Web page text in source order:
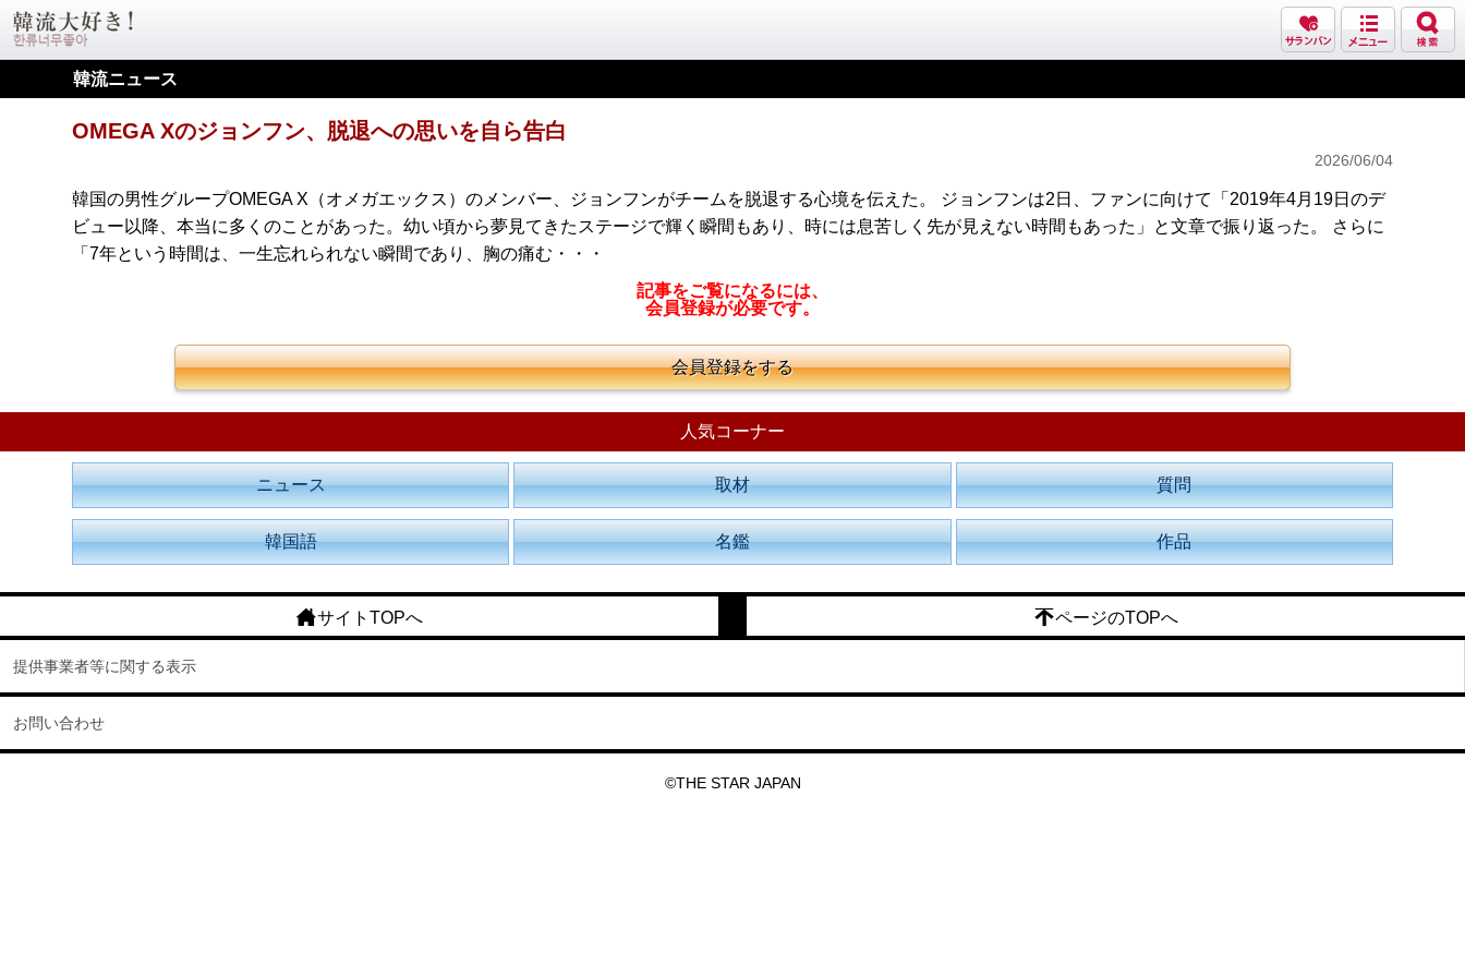
韓流ニュース
OMEGA Xのジョンフン、脱退への思いを自ら告白
2026/06/04
韓国の男性グループOMEGA X（オメガエックス）のメンバー、ジョンフンがチームを脱退する心境を伝えた。 ジョンフンは2日、ファンに向けて「2019年4月19日のデ
ビュー以降、本当に多くのことがあった。幼い頃から夢見てきたステージで輝く瞬間もあり、時には息苦しく先が見えない時間もあった」と文章で振り返った。 さらに
「7年という時間は、一生忘れられない瞬間であり、胸の痛む・・・
記事をご覧になるには、
会員登録が必要です。
会員登録をする
人気コーナー
ニュース 取材 質問
韓国語 名鑑 作品
サイトTOPへ ページのTOPへ
提供事業者等に関する表示
お問い合わせ
©THE STAR JAPAN